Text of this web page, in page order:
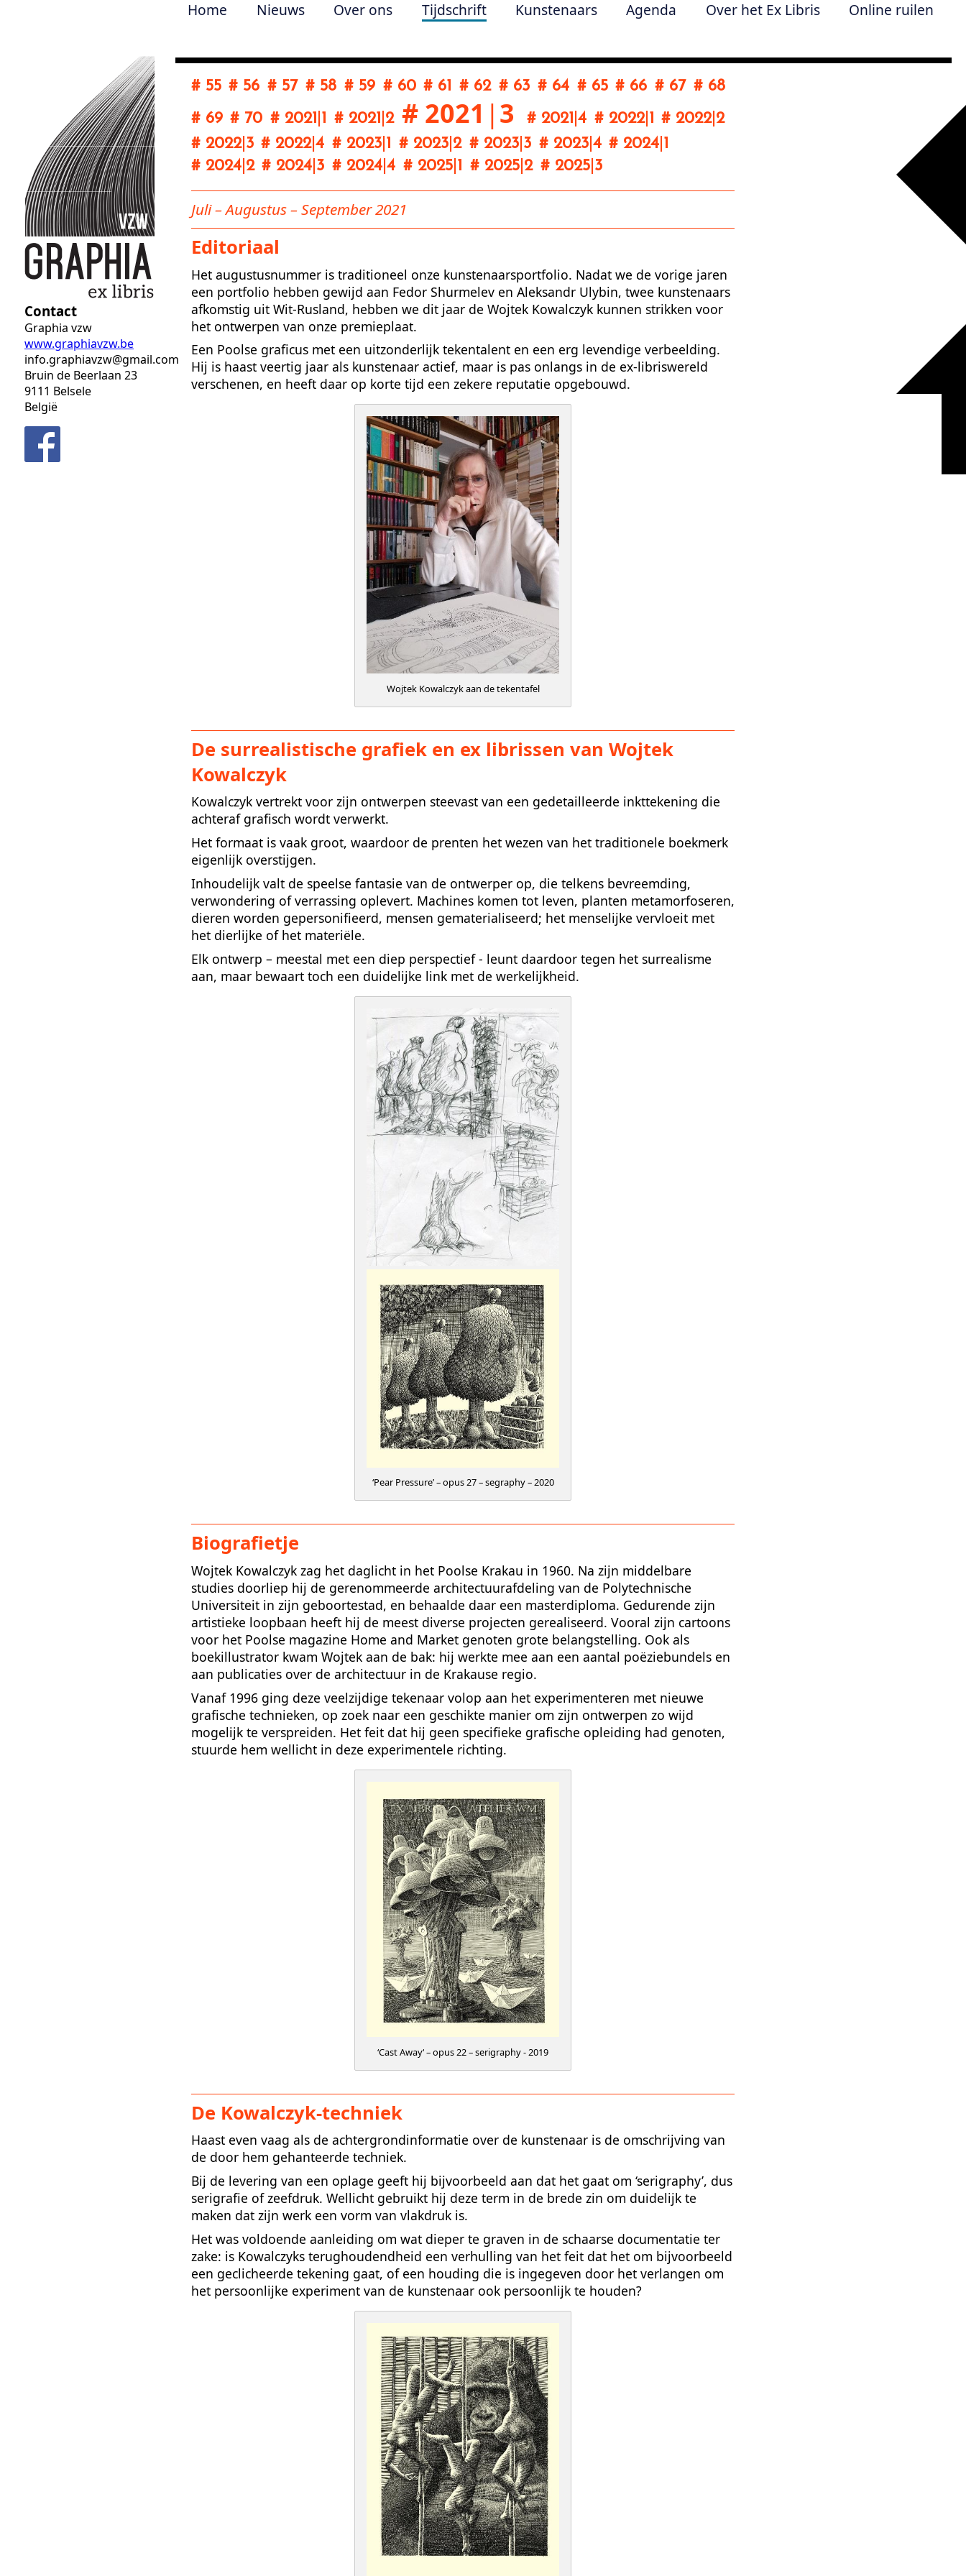
Contact
Graphia vzw
www.graphiavzw.be
info.graphiavzw@gmail.com
Bruin de Beerlaan 23
9111 Belsele
België
Home Nieuws Over ons Tijdschrift Kunstenaars Agenda Over het Ex Libris Online ruilen
# 55 # 56 # 57 # 58 # 59 # 60 # 61 # 62 # 63 # 64 # 65 # 66 # 67 # 68
# 69 # 70 # 2021 1 # 2021 2 # 2021 |3 # 2021 4 # 2022| 1 # 2022| 2
# 2022| 3 # 2022|4 # 2023 1 # 2023| 2 # 2023| 3 # 2023| 4 # 2024 1
# 2024| 2 # 2024 3 # 2024 |4 # 2025| 1 # 2025| 2 # 2025| 3
Juli – Augustus – September 2021
Editoriaal
Het augustusnummer is traditioneel onze kunstenaarsportfolio. Nadat we de vorige jaren
een portfolio hebben gewijd aan Fedor Shurmelev en Aleksandr Ulybin, twee kunstenaars
afkomstig uit Wit-Rusland, hebben we dit jaar de Wojtek Kowalczyk kunnen strikken voor
het ontwerpen van onze premieplaat.
Een Poolse graficus met een uitzonderlijk tekentalent en een erg levendige verbeelding.
Hij is haast veertig jaar als kunstenaar actief, maar is pas onlangs in de ex-libriswereld
verschenen, en heeft daar op korte tijd een zekere reputatie opgebouwd.
Wojtek Kowalczyk aan de tekentafel
De surrealistische grafiek en ex librissen van Wojtek
Kowalczyk
Kowalczyk vertrekt voor zijn ontwerpen steevast van een gedetailleerde inkttekening die
achteraf grafisch wordt verwerkt.
Het formaat is vaak groot, waardoor de prenten het wezen van het traditionele boekmerk
eigenlijk overstijgen.
Inhoudelijk valt de speelse fantasie van de ontwerper op, die telkens bevreemding,
verwondering of verrassing oplevert. Machines komen tot leven, planten metamorfoseren,
dieren worden gepersonifieerd, mensen gematerialiseerd; het menselijke vervloeit met
het dierlijke of het materiële.
Elk ontwerp – meestal met een diep perspectief - leunt daardoor tegen het surrealisme
aan, maar bewaart toch een duidelijke link met de werkelijkheid.
‘Pear Pressure’ – opus 27 – segraphy – 2020
Biografietje
Wojtek Kowalczyk zag het daglicht in het Poolse Krakau in 1960. Na zijn middelbare
studies doorliep hij de gerenommeerde architectuurafdeling van de Polytechnische
Universiteit in zijn geboortestad, en behaalde daar een masterdiploma. Gedurende zijn
artistieke loopbaan heeft hij de meest diverse projecten gerealiseerd. Vooral zijn cartoons
voor het Poolse magazine Home and Market genoten grote belangstelling. Ook als
boekillustrator kwam Wojtek aan de bak: hij werkte mee aan een aantal poëziebundels en
aan publicaties over de architectuur in de Krakause regio.
Vanaf 1996 ging deze veelzijdige tekenaar volop aan het experimenteren met nieuwe
grafische technieken, op zoek naar een geschikte manier om zijn ontwerpen zo wijd
mogelijk te verspreiden. Het feit dat hij geen specifieke grafische opleiding had genoten,
stuurde hem wellicht in deze experimentele richting.
‘Cast Away‘ – opus 22 – serigraphy - 2019
De Kowalczyk-techniek
Haast even vaag als de achtergrondinformatie over de kunstenaar is de omschrijving van
de door hem gehanteerde techniek.
Bij de levering van een oplage geeft hij bijvoorbeeld aan dat het gaat om ‘serigraphy’, dus
serigrafie of zeefdruk. Wellicht gebruikt hij deze term in de brede zin om duidelijk te
maken dat zijn werk een vorm van vlakdruk is.
Het was voldoende aanleiding om wat dieper te graven in de schaarse documentatie ter
zake: is Kowalczyks terughoudendheid een verhulling van het feit dat het om bijvoorbeeld
een geclicheerde tekening gaat, of een houding die is ingegeven door het verlangen om
het persoonlijke experiment van de kunstenaar ook persoonlijk te houden?